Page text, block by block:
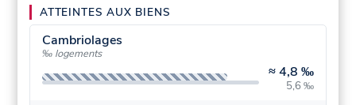
ATTEINTES AUX BIENS
Cambriolages
‰ logements
≈4,8 ‰
5,6 ‰